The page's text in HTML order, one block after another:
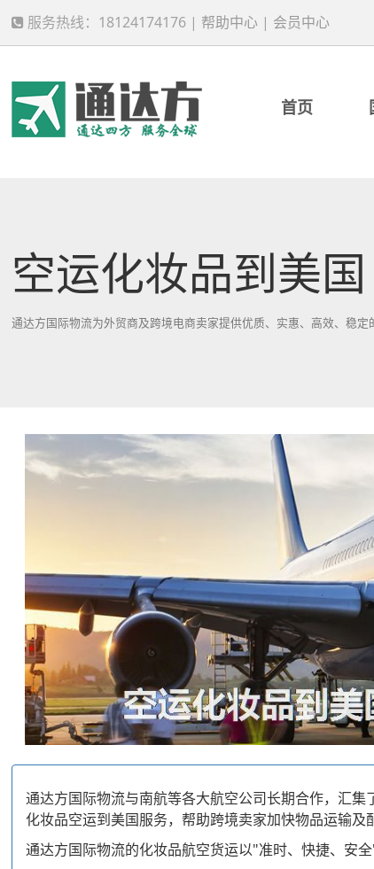
服务热线：18124174176 | 帮助中心 | 会员中心
首页
空运化妆品到美国
通达方国际物流为外贸商及跨境电商卖家提供优质、实惠、高效、稳
通达方国际物流与南航等各大航空公司长期合作，汇
化妆品空运到美国服务，帮助跨境卖家加快物品运输及
通达方国际物流的化妆品航空货运以"准时、快捷、安